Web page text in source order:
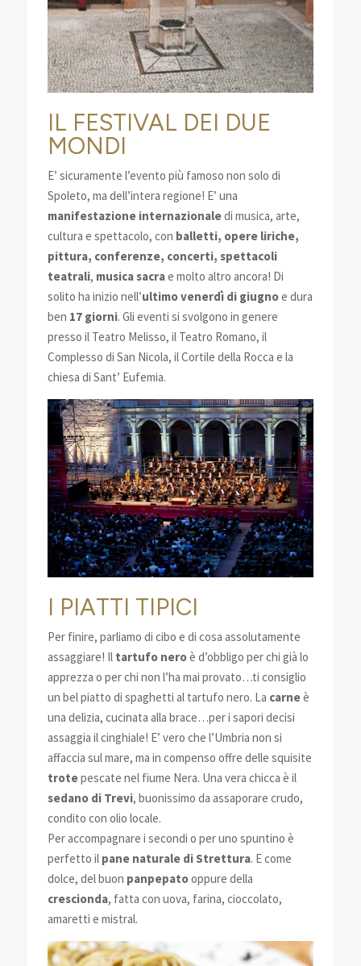
IL FESTIVAL DEI DUE
MONDI
E’ sicuramente l’evento più famoso non solo di
Spoleto, ma dell’intera regione! E’ una
manifestazione internazionaledi musica, arte,
cultura e spettacolo, con balletti, opere liriche,
pittura, conferenze, concerti, spettacoli
teatrali, musica sacrae molto altro ancora! Di
solito ha inizio nell’ultimo venerdì di giugnoe dura
ben 17 giorni. Gli eventi si svolgono in genere
presso il Teatro Melisso, il Teatro Romano, il
Complesso di San Nicola, il Cortile della Rocca e la
chiesa di Sant’ Eufemia.
I PIATTI TIPICI
Per finire, parliamo di cibo e di cosa assolutamente
assaggiare! Il tartufo neroè d’obbligo per chi già lo
apprezza o per chi non l’ha mai provato…ti consiglio
un bel piatto di spaghetti al tartufo nero. La carneè
una delizia, cucinata alla brace…per i sapori decisi
assaggia il cinghiale! E’ vero che l’Umbria non si
affaccia sul mare, ma in compenso offre delle squisite
trotepescate nel fiume Nera. Una vera chicca è il
sedano di Trevi, buonissimo da assaporare crudo,
condito con olio locale.
Per accompagnare i secondi o per uno spuntino è
perfetto il pane naturale di Strettura. E come
dolce, del buon panpepatooppure della
crescionda, fatta con uova, farina, cioccolato,
amaretti e mistral.